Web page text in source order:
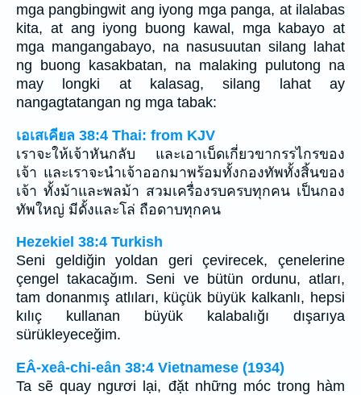
mga pangbingwit ang iyong mga panga, at ilalabas
kita, at ang iyong buong kawal, mga kabayo at
mga mangangabayo, na nasusuutan silang lahat
ng buong kasakbatan, na malaking pulutong na
may longki at kalasag, silang lahat ay
nangagtatangan ng mga tabak:
เอเสเคียล 38:4 Thai: from KJV
เราจะให้เจ้าหันกลับ และเอาเบ็ดเกี่ยวขากรรไกรของ
เจ้า และเราจะนำเจ้าออกมาพร้อมทั้งกองทัพทั้งสิ้นของ
เจ้า ทั้งม้าและพลม้า สวมเครื่องรบครบทุกคน เป็นกอง
ทัพใหญ่ มีดั้งและโล่ ถือดาบทุกคน
Hezekiel 38:4 Turkish
Seni geldiğin yoldan geri çevirecek, çenelerine
çengel takacağım. Seni ve bütün ordunu, atları,
tam donanmış atlıları, küçük büyük kalkanlı, hepsi
kılıç kullanan büyük kalabalığı dışarıya
sürükleyeceğim.
EÂ-xeâ-chi-eân 38:4 Vietnamese (1934)
Ta sẽ quay ngươi lại, đặt những móc trong hàm